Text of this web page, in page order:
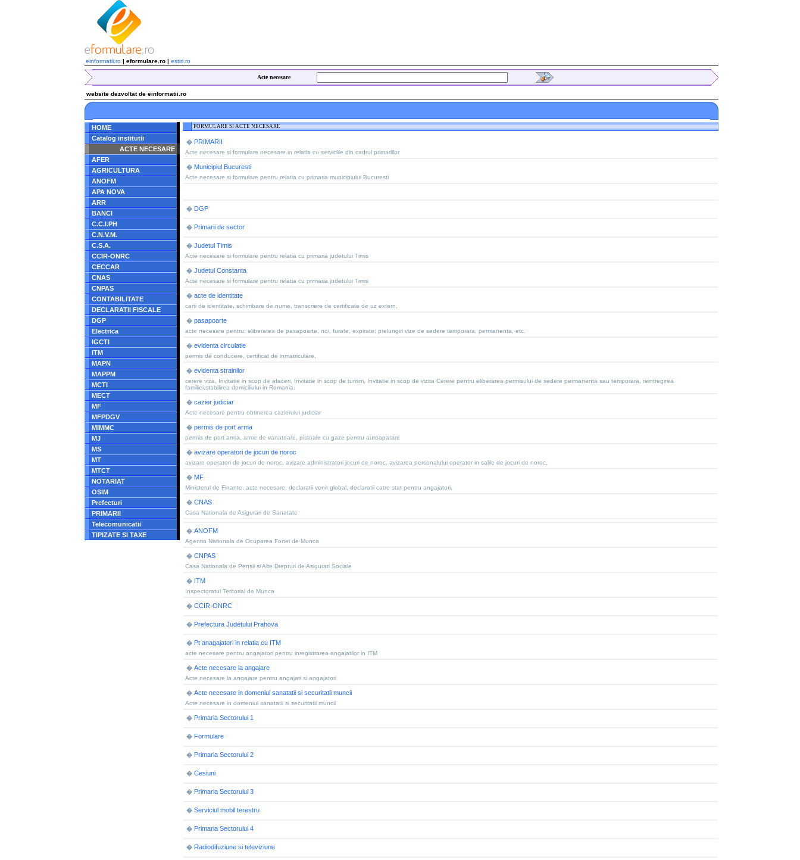
einformatii.ro | eformulare.ro | estiri.ro
Acte necesare
website dezvoltat de einformatii.ro
HOME
Catalog institutii
ACTE NECESARE
AFER
AGRICULTURA
ANOFM
APA NOVA
ARR
BANCI
C.C.I.PH
C.N.V.M.
C.S.A.
CCIR-ONRC
CECCAR
CNAS
CNPAS
CONTABILITATE
DECLARATII FISCALE
DGP
Electrica
IGCTI
ITM
MAPN
MAPPM
MCTI
MECT
MF
MFPDGV
MIMMC
MJ
MS
MT
MTCT
NOTARIAT
OSIM
Prefecturi
PRIMARII
Telecomunicatii
TIPIZATE SI TAXE
FORMULARE SI ACTE NECESARE
� PRIMARII
Acte necesare si formulare necesare in relatia cu serviciile din cadrul primariilor
� Municipiul Bucuresti
Acte necesare si formulare pentru relatia cu primaria municipiului Bucuresti
� DGP
� Primarii de sector
� Judetul Timis
Acte necesare si formulare pentru relatia cu primaria judetului Timis
� Judetul Constanta
Acte necesare si formulare pentru relatia cu primaria judetului Timis
� acte de identitate
carti de identitate, schimbare de nume, transcriere de certificate de uz extern,
� pasapoarte
acte necesare pentru: eliberarea de pasapoarte, noi, furate, expirate; prelungiri vize de sedere temporara, permanenta, etc.
� evidenta circulatie
permis de conducere, certificat de inmatriculare,
� evidenta strainilor
cerere viza, Invitatie in scop de afaceri, Invitatie in scop de turism, Invitatie in scop de vizita Cerere pentru eliberarea permisului de sedere permanenta sau temporara, reintregirea
familiei,stabilirea domiciliului in Romania.
� cazier judiciar
Acte necesare pentru obtinerea cazierului judiciar
� permis de port arma
permis de port arma, arme de vanatoare, pistoale cu gaze pentru autoaparare
� avizare operatori de jocuri de noroc
avizare operatori de jocuri de noroc, avizare administratori jocuri de noroc, avizarea personalului operator in salile de jocuri de noroc,
� MF
Ministerul de Finante, acte necesare, declaratii venit global, declaratii catre stat pentru angajatori,
� CNAS
Casa Nationala de Asigurari de Sanatate
� ANOFM
Agentia Nationala de Ocuparea Fortei de Munca
� CNPAS
Casa Nationala de Pensii si Alte Drepturi de Asigurari Sociale
� ITM
Inspectoratul Teritorial de Munca
� CCIR-ONRC
� Prefectura Judetului Prahova
� Pt anagajatori in relatia cu ITM
acte necesare pentru angajatori pentru inregistrarea angajatilor in ITM
� Acte necesare la angajare
Acte necesare la angajare pentru angajati si angajatori
� Acte necesare in domeniul sanatatii si securitatii muncii
Acte necesare in domeniul sanatatii si securitatii muncii
� Primaria Sectorului 1
� Formulare
� Primaria Sectorului 2
� Cesiuni
� Primaria Sectorului 3
� Serviciul mobil terestru
� Primaria Sectorului 4
� Radiodifuziune si televiziune